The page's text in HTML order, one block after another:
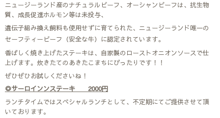
ニュージーランド産のナチュラルビーフ、オーシャンビーフは、抗生物
質、成長促進ホルモン等は未投与、
遺伝子組み換え飼料も使用せずに育てられた、ニュージーランド唯一の
セーフティービーフ（安全な牛）に認定されています。
香ばしく焼き上げたステーキは、自家製のローストオニオンソースで仕
上げます。炊きたてのあきたこまちにぴったりです！！
ぜひぜひお試しくださいね！
◎サーロインンステーキ 2000円
ランチタイムではスペシャルランチとして、不定期にてご提供させて頂
いております。